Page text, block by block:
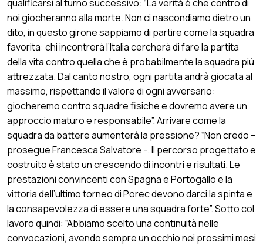
qualificarsi al turno successivo: “La verità è che contro di
noi giocheranno alla morte. Non ci nascondiamo dietro un
dito, in questo girone sappiamo di partire come la squadra
favorita: chi incontrerà l’Italia cercherà di fare la partita
della vita contro quella che è probabilmente la squadra più
attrezzata. Dal canto nostro, ogni partita andrà giocata al
massimo, rispettando il valore di ogni avversario:
giocheremo contro squadre fisiche e dovremo avere un
approccio maturo e responsabile”. Arrivare come la
squadra da battere aumenterà la pressione? “Non credo –
prosegue Francesca Salvatore -. Il percorso progettato e
costruito è stato un crescendo di incontri e risultati. Le
prestazioni convincenti con Spagna e Portogallo e la
vittoria dell’ultimo torneo di Porec devono darci la spinta e
la consapevolezza di essere una squadra forte”. Sotto col
lavoro quindi: “Abbiamo scelto una continuità nelle
convocazioni, avendo sempre un occhio nei prossimi mesi